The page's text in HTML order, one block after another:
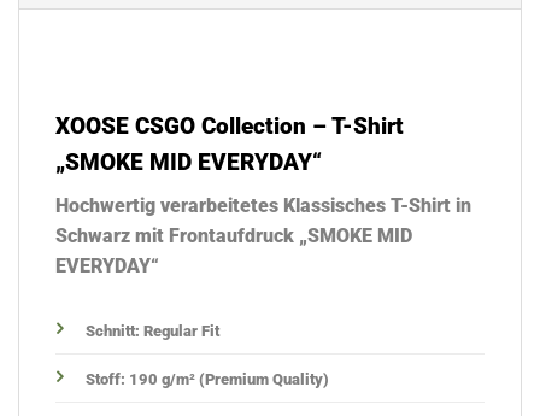
XOOSE CSGO Collection – T-Shirt
„SMOKE MID EVERYDAY“
Hochwertig verarbeitetes Klassisches T-Shirt in
Schwarz mit Frontaufdruck „SMOKE MID
EVERYDAY“
Schnitt: Regular Fit
Stoff: 190 g/m² (Premium Quality)